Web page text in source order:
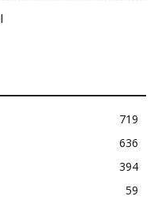
719
636
394
59